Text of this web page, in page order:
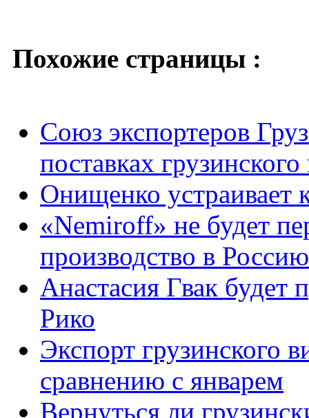
Похожие страницы :
Союз экспортеров
поставках
Онищенко устраивает
«Nemiroff» не будет
производство в Россию
Анастасия Гвак будет
Рико
Экспорт грузинского
сравнению с январем
Вернуться ли